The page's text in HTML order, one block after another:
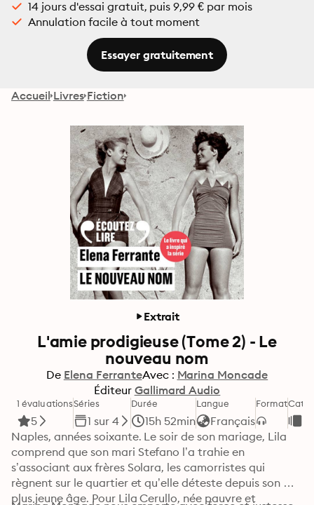
14 jours d'essai gratuit, puis 9,99 € par mois
Annulation facile à tout moment
Essayer gratuitement
Accueil Livres Fiction
Extrait
L'amie prodigieuse (Tome 2) - Le
nouveau nom
De Elena FerranteAvec : Marina Moncade
Éditeur Gallimard Audio
1 évaluations
5
Séries
1 sur 4
Durée
15h 52min
Langue
Français
Format
Naples, années soixante. Le soir de son mariage, Lila
comprend que son mari Stefano l’a trahie en
s’associant aux frères Solara, les camorristes qui
règnent sur le quartier et qu’elle déteste depuis son
plus jeune âge. Pour Lila Cerullo, née pauvre et